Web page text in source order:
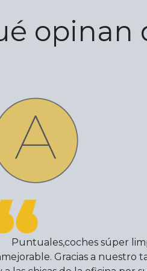
opinan
Puntuales,coches súper
Gracias a nuestro